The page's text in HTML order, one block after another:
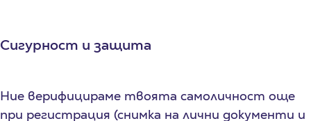
Сигурност и защита
Ние верифицираме твоята самоличност още
при регистрация (снимка на лични документи и